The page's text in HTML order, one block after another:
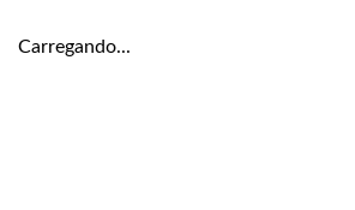
Carregando...